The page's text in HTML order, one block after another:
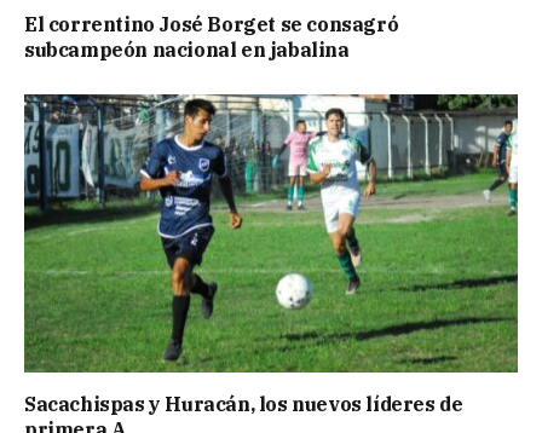
El correntino José Borget se consagró
subcampeón nacional en jabalina
Sacachispas y Huracán, los nuevos líderes de